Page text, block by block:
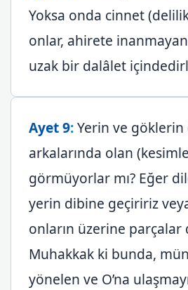
Yoksa onda cinnet
onlar, ahirete
uzak bir dalâlet
Ayet 9:Yerin ve
arkalarında olan
görmüyorlar mı? Eğer
yerin dibine geçiririz
onların üzerine parçalar
Muhakkak ki bunda,
yönelen ve O’na